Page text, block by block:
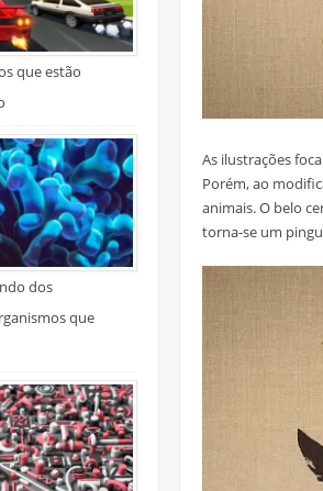
que estão
dos
que
As ilustrações
Porém, ao
animais. O belo
torna-se um